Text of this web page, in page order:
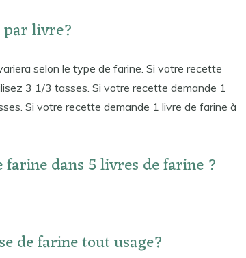
par livre?
selon le type de farine. Si votre recette
3 1/3 tasses. Si votre recette demande 1
Si votre recette demande 1 livre de farine à
dans 5 livres de farine ?
de farine tout usage?